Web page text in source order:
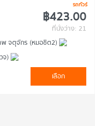
รถทัวร์
฿423.00
ที่นั่งว่าง: 21
พ จตุจักร (หมอชิต2)
จ)
เลือก